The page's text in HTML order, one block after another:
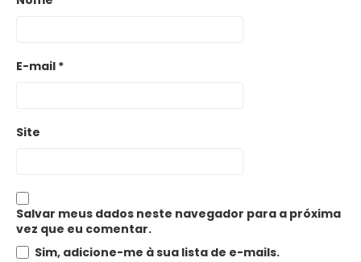
E-mail *
Site
Salvar meus dados neste navegador para a próxima
vez que eu comentar.
Sim, adicione-me à sua lista de e-mails.